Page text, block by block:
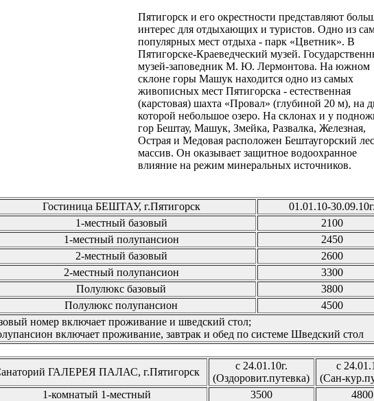
Пятигорск и его окрестности представляют
интерес для отдыхающих и туристов. Одно из
популярных мест отдыха - парк «Цветник». В
Пятигорске-Краеведческий музей.
музей-заповедник М. Ю. Лермонтова. На южном
склоне горы Машук находится одно из самых
живописных мест Пятигорска - естественная
(карстовая) шахта «Провал» (глубиной 20 м), на
которой небольшое озеро. На склонах и у
гор Бештау, Машук, Змейка, Развалка, Железная,
Острая и Медовая расположен Бештаугорский
массив. Он оказывает защитное водоохранное
влияние на режим минеральных источников.
Гостиница БЕШТАУ, г.Пятигорск
01.01.10-30.09.10г.
1-местный базовый
2100
1-местный полупансион
2450
2-местный базовый
2600
2-местный полупансион
3300
Полулюкс базовый
3800
Полулюкс полупансион
4500
номер включает проживание и шведский стол;
включает проживание, завтрак и обед по системе Шведский стол
ГАЛЕРЕЯ ПАЛАС, г.Пятигорск
с 24.01.10г.
(Оздоровит.путевка)
с
(Сан-
1-комнатый 1-местный
3500
4800